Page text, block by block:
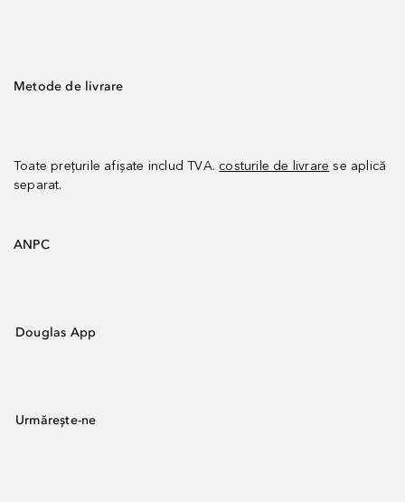
Metode de livrare
Toate prețurile afișate includ TVA. costurile de livrare se aplică
separat.
ANPC
Douglas App
Urmărește-ne